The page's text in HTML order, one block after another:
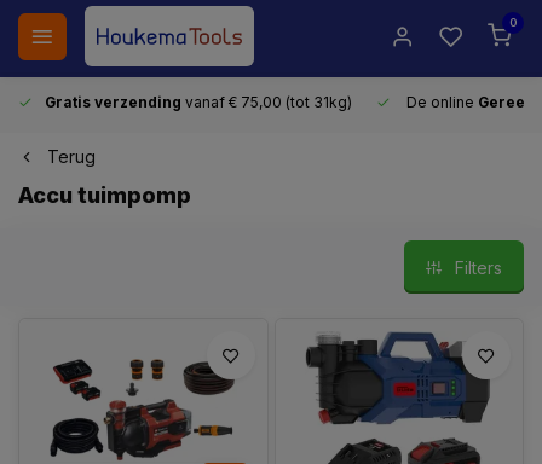
0
Gratis verzending vanaf € 75,00 (tot 31kg) De online
Terug
Accu tuimpomp
Filters